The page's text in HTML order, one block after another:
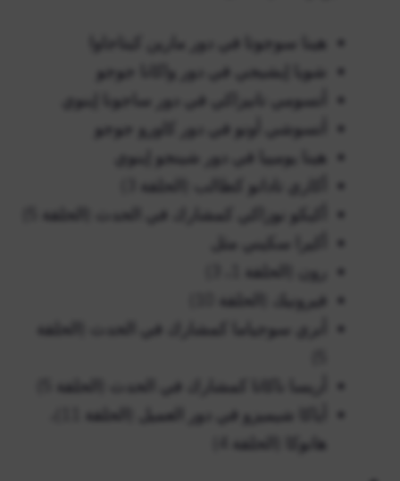
هينا سوجوتا في دور مارين كيتاجاوا
شويا إيشيجي في دور واكانا جوجو
أتسومي تانيزاكي في دور ساجونا إينوي
أتسوشي أونو في دور كاورو جوجو
هينا يومييا في دور شينجو إينوي
أكاري تادانو كطالب (الحلقة 3)
أكيكو نوزاكي كمشارك في الحدث (الحلقة 5)
أكيرا سكيني مثل
رون (الحلقة 1، 3)
فيرونيك (الحلقة 10)
أنري سوجياما كمشارك في الحدث (الحلقة
أريسا ناكاتا كمشارك في الحدث (الحلقة 5)
هانوكا (الحلقة 4)